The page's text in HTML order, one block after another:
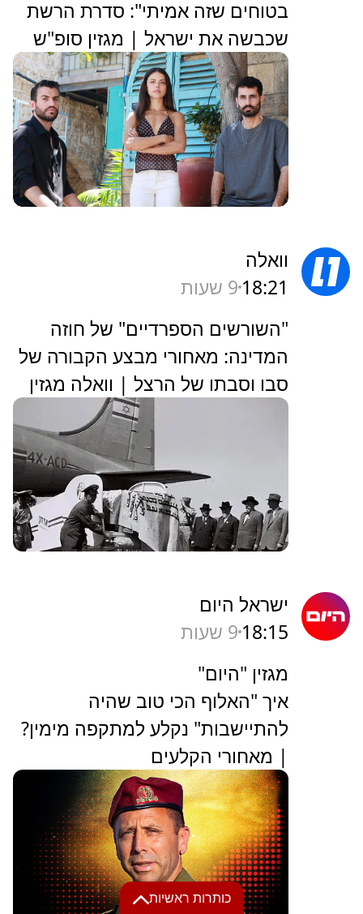
כותרות ראשיות
בטוחים שזה אמיתי": סדרת הרשת
שכבשה את ישראל | מגזין סופ"ש
וואלה
18:21 9 שעות
"השורשים הספרדיים" של חוזה
המדינה: מאחורי מבצע הקבורה של
סבו וסבתו של הרצל | וואלה מגזין
ישראל היום
18:15 9 שעות
מגזין "היום"
איך "האלוף הכי טוב שהיה
להתיישבות" נקלע למתקפה מימין?
| מאחורי הקלעים